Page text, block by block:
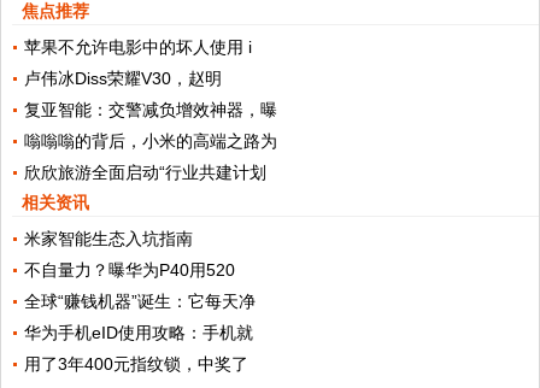
焦点推荐
苹果不允许电影中的坏人使用 i
卢伟冰Diss荣耀V30，赵明
复亚智能：交警减负增效神器，曝
嗡嗡嗡的背后，小米的高端之路为
欣欣旅游全面启动“行业共建计划
相关资讯
米家智能生态入坑指南
不自量力？曝华为P40用520
全球“赚钱机器”诞生：它每天净
华为手机eID使用攻略：手机就
用了3年400元指纹锁，中奖了